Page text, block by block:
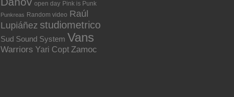
open day Pink is Punk
Punkreas Random video Raúl
Lupiáñez studiometrico
Sud Sound System Vans
Warriors Yari Copt Zamoc